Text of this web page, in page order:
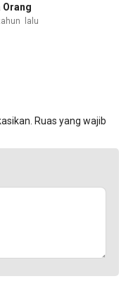
Orang
lalu
Ruas yang wajib